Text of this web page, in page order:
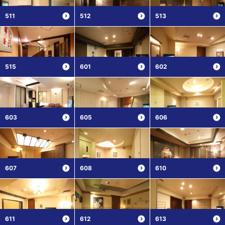
511 512 513
515 601 602
603 605 606
607 608 610
611 612 613